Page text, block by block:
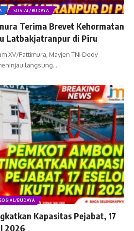
SOSIAL/BUDAYA
Terima Brevet Kehormatan
Latbakjatranpur di Piru
XV/Pattimura, Mayjen TNI Dody
langsung…
SOSIAL/BUDAYA
Kapasitas Pejabat, 17
2026